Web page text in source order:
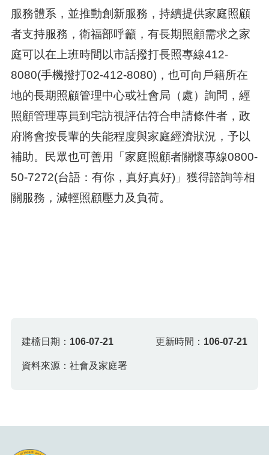
服務體系，並推動創新服務，持續提供家庭照顧
者支持服務，衛福部呼籲，有長期照顧需求之家
庭可以在上班時間以市話撥打長照專線412-
8080(手機撥打02-412-8080)，也可向戶籍所在
地的長期照顧管理中心或社會局（處）詢問，經
照顧管理專員到宅訪視評估符合申請條件者，政
府將會按長輩的失能程度與家庭經濟狀況，予以
補助。民眾也可善用「家庭照顧者關懷專線0800-
50-7272(台語：有你，真好真好)」獲得諮詢等相
關服務，減輕照顧壓力及負荷。
建檔日期： 106-07-21 更新時間： 106-07-21
資料來源：社會及家庭署